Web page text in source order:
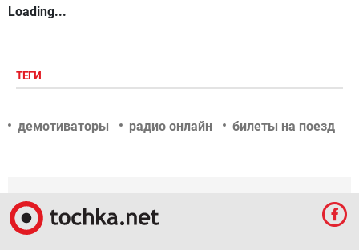
Loading...
ТЕГИ
демотиваторы радио онлайн билеты на поезд